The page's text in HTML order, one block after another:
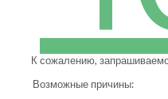
К сожалению,
Возможные причины: